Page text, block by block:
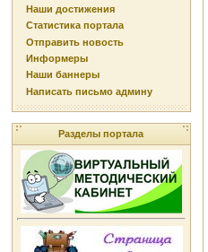
Наши достижения
Статистика портала
Отправить новость
Информеры
Наши баннеры
Написать письмо админу
Разделы портала